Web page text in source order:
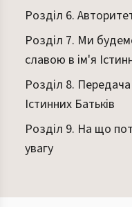
Розділ 6.
Розділ 7. Ми
славою в ім'я
Розділ 8.
Істинних Батьків
Розділ 9. На що
увагу